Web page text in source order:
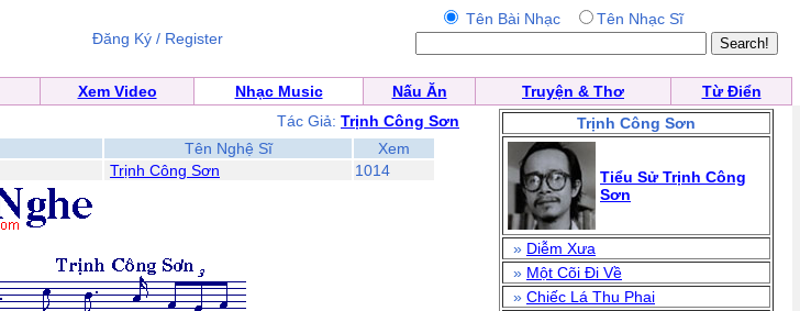
Đăng Ký / Register
Tên Bài Nhạc Tên Nhạc Sĩ
Xem Video Nhạc Music Nấu Ăn Truyện & Thơ
Từ Điển
Tác Giả: Trịnh Công Sơn
Tên Nghệ Sĩ
Xem
Trịnh Công Sơn 1014
Trịnh Công Sơn
Tiểu Sử Trịnh Công
Sơn
» Diễm Xưa
» Một Cõi Đi Về
» Chiếc Lá Thu Phai